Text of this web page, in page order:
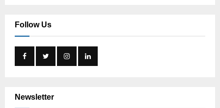
Follow Us
Newsletter